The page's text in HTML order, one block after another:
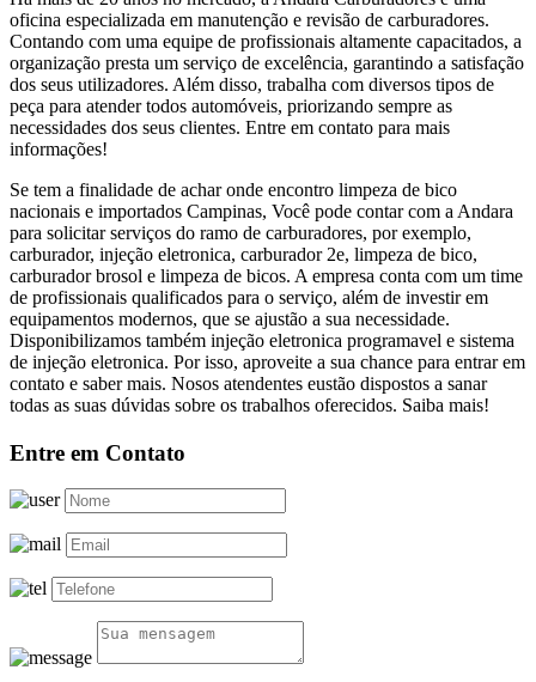
oficina especializada em manutenção e revisão de carburadores.
Contando com uma equipe de profissionais altamente capacitados, a
organização presta um serviço de excelência, garantindo a satisfação
dos seus utilizadores. Além disso, trabalha com diversos tipos de
peça para atender todos automóveis, priorizando sempre as
necessidades dos seus clientes. Entre em contato para mais
informações!
Se tem a finalidade de achar onde encontro limpeza de bico
nacionais e importados Campinas, Você pode contar com a Andara
para solicitar serviços do ramo de carburadores, por exemplo,
carburador, injeção eletronica, carburador 2e, limpeza de bico,
carburador brosol e limpeza de bicos. A empresa conta com um time
de profissionais qualificados para o serviço, além de investir em
equipamentos modernos, que se ajustão a sua necessidade.
Disponibilizamos também injeção eletronica programavel e sistema
de injeção eletronica. Por isso, aproveite a sua chance para entrar em
contato e saber mais. Nosos atendentes eustão dispostos a sanar
todas as suas dúvidas sobre os trabalhos oferecidos. Saiba mais!
Entre em Contato